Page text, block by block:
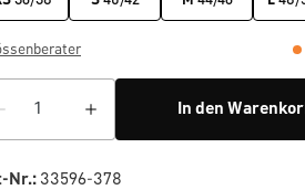
In den
Nr.: 33596-378